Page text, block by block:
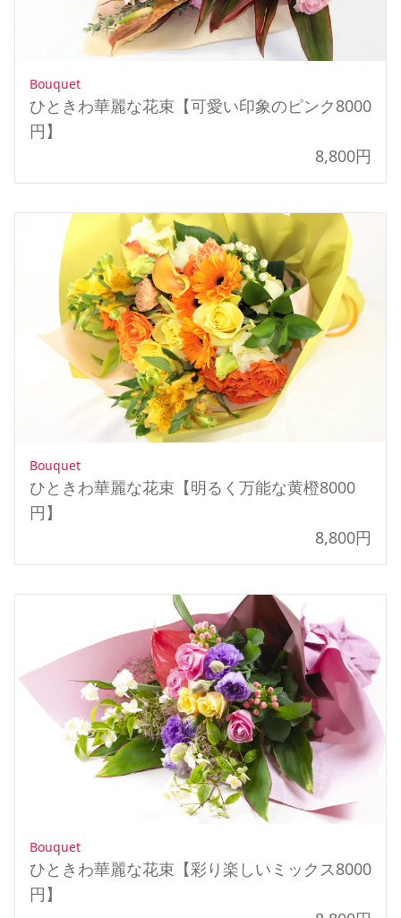
Bouquet
ひときわ華麗な花束【可愛い印象のピンク8000
円】
8,800円
Bouquet
ひときわ華麗な花束【明るく万能な黄橙8000
円】
8,800円
Bouquet
ひときわ華麗な花束【彩り楽しいミックス8000
円】